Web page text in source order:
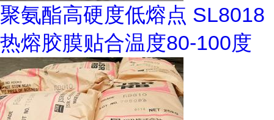
聚氨酯高硬度低熔点 SL8018
热熔胶膜贴合温度80-100度